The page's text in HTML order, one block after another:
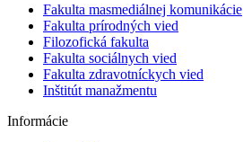
Fakulta masmediálnej komunikácie
Fakulta prírodných vied
Filozofická fakulta
Fakulta ​sociálnych vied
Fakulta zdravotníckych vied
Inštitút manažmentu
Informácie